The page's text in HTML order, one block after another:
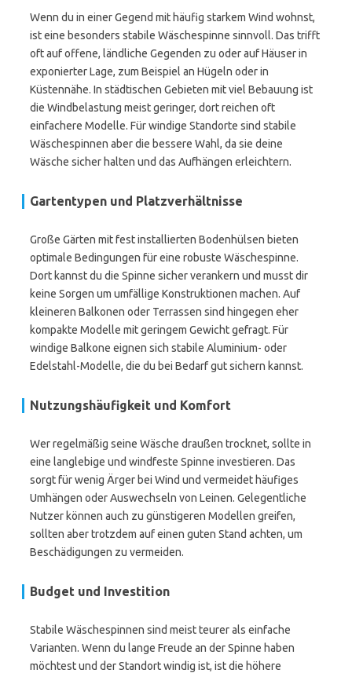
Wenn du in einer Gegend mit häufig starkem Wind wohnst,
ist eine besonders stabile Wäschespinne sinnvoll. Das trifft
oft auf offene, ländliche Gegenden zu oder auf Häuser in
exponierter Lage, zum Beispiel an Hügeln oder in
Küstennähe. In städtischen Gebieten mit viel Bebauung ist
die Windbelastung meist geringer, dort reichen oft
einfachere Modelle. Für windige Standorte sind stabile
Wäschespinnen aber die bessere Wahl, da sie deine
Wäsche sicher halten und das Aufhängen erleichtern.
Gartentypen und Platzverhältnisse
Große Gärten mit fest installierten Bodenhülsen bieten
optimale Bedingungen für eine robuste Wäschespinne.
Dort kannst du die Spinne sicher verankern und musst dir
keine Sorgen um umfällige Konstruktionen machen. Auf
kleineren Balkonen oder Terrassen sind hingegen eher
kompakte Modelle mit geringem Gewicht gefragt. Für
windige Balkone eignen sich stabile Aluminium- oder
Edelstahl-Modelle, die du bei Bedarf gut sichern kannst.
Nutzungshäufigkeit und Komfort
Wer regelmäßig seine Wäsche draußen trocknet, sollte in
eine langlebige und windfeste Spinne investieren. Das
sorgt für wenig Ärger bei Wind und vermeidet häufiges
Umhängen oder Auswechseln von Leinen. Gelegentliche
Nutzer können auch zu günstigeren Modellen greifen,
sollten aber trotzdem auf einen guten Stand achten, um
Beschädigungen zu vermeiden.
Budget und Investition
Stabile Wäschespinnen sind meist teurer als einfache
Varianten. Wenn du lange Freude an der Spinne haben
möchtest und der Standort windig ist, ist die höhere